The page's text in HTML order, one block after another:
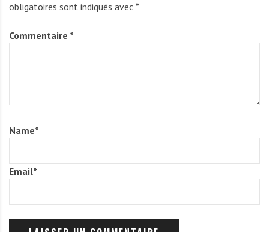
obligatoires sont indiqués avec *
Commentaire *
Name*
Email*